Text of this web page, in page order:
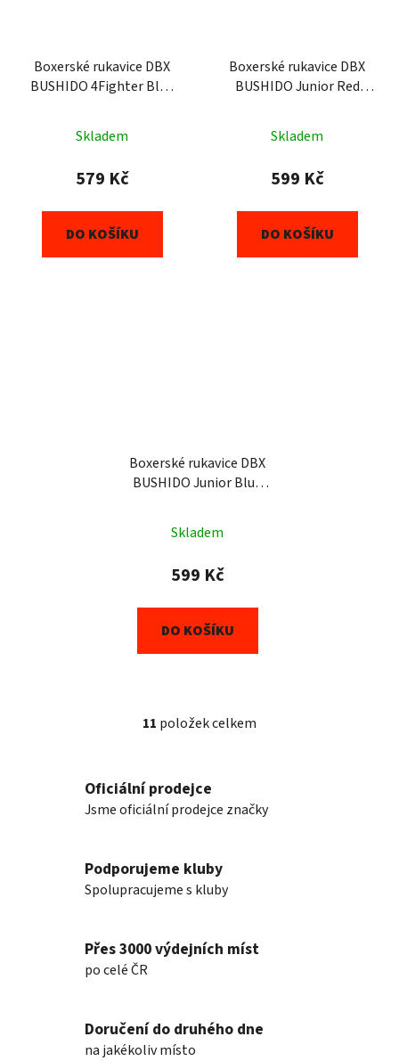
Boxerské rukavice DBX
BUSHIDO 4Fighter Blue
Skladem
579 Kč
DO KOŠÍKU
Boxerské rukavice DBX
BUSHIDO Junior Red
Skladem
599 Kč
DO KOŠÍKU
Boxerské rukavice DBX
BUSHIDO Junior Blue
Skladem
599 Kč
DO KOŠÍKU
O
á
d
í
p
k
p
11 položek celkem
Oficiální prodejce
Jsme oficiální prodejce značky
Podporujeme kluby
Spolupracujeme s kluby
Přes 3000 výdejních míst
po celé ČR
Doručení do druhého dne
na jakékoliv místo